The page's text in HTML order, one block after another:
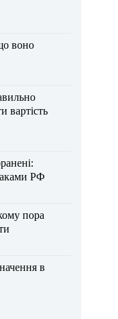
воно
вартість
РФ
пора
в